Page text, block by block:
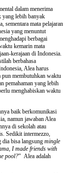
dalam menerima
yang lebih banyak
sementara mata pelajaran
yang menuntut
berbagai
kemarin mata
kerajaan di Indonesia.
berbahasa
Alea harus
pun membutuhkan waktu
pemahaman yang lebih
menghabiskan waktu
baik berkomunikasi
namun jawaban Alea
di sekolah atau
Sedikit intermezzo,
dia bisa langsung mingle
I made friends with
pool?” Alea adalah